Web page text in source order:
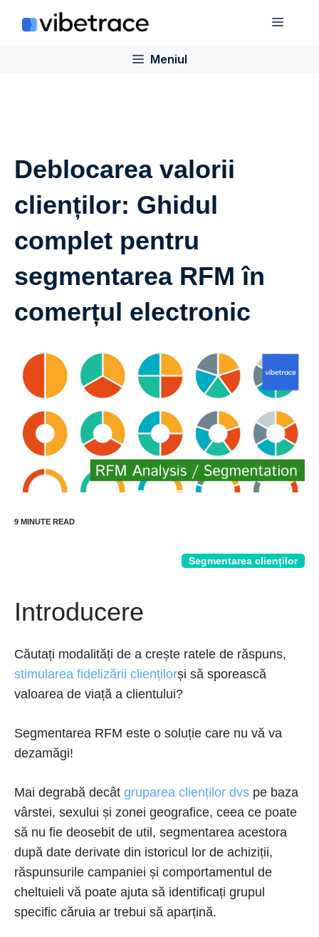
Meniul
Deblocarea valorii
clienților: Ghidul
complet pentru
segmentarea RFM în
comerțul electronic
Segmentarea clienților
Introducere
Căutați modalități de a crește ratele de răspuns,
stimularea fidelizării cliențilorși să sporească
valoarea de viață a clientului?
Segmentarea RFM este o soluție care nu vă va
dezamăgi!
Mai degrabă decât gruparea clienților dvs pe baza
vârstei, sexului și zonei geografice, ceea ce poate
să nu fie deosebit de util, segmentarea acestora
după date derivate din istoricul lor de achiziții,
răspunsurile campaniei și comportamentul de
cheltuieli vă poate ajuta să identificați grupul
specific căruia ar trebui să aparțină.